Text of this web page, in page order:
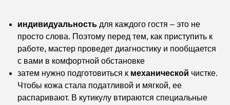
индивидуальность для каждого гостя – это не
просто слова. Поэтому перед тем, как приступить к
работе, мастер проведет диагностику и пообщается
с вами в комфортной обстановке
затем нужно подготовиться к механической чистке.
Чтобы кожа стала податливой и мягкой, ее
распаривают. В кутикулу втираются специальные